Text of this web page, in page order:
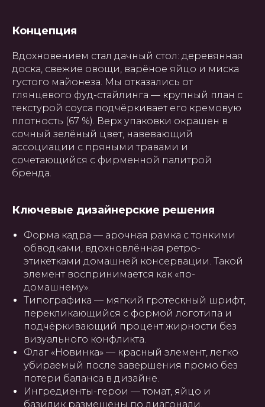
Концепция
Вдохновением стал дачный стол: деревянная
доска, свежие овощи, варёное яйцо и миска
густого майонеза. Мы отказались от
глянцевого фуд-стайлинга — крупный план с
текстурой соуса подчёркивает его кремовую
плотность (67 %). Верх упаковки окрашен в
сочный зелёный цвет, навевающий
ассоциации с пряными травами и
сочетающийся с фирменной палитрой
бренда.
Ключевые дизайнерские решения
Форма кадра — арочная рамка с тонкими
обводками, вдохновлённая ретро-
этикетками домашней консервации. Такой
элемент воспринимается как «по-
домашнему».
Типографика — мягкий гротескный шрифт,
перекликающийся с формой логотипа и
подчёркивающий процент жирности без
визуального конфликта.
Флаг «Новинка» — красный элемент, легко
убираемый после завершения промо без
потери баланса в дизайне.
Ингредиенты-герои — томат, яйцо и
базилик размещены по диагонали,